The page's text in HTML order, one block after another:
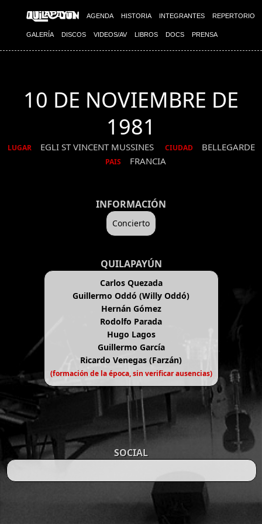
AGENDA HISTORIA INTEGRANTES REPERTORIO
GALERÍA DISCOS VIDEOS/AV LIBROS DOCS PRENSA
10 DE NOVIEMBRE DE
1981
LUGAR EGLI ST VINCENT MUSSINES CIUDAD BELLEGARDE
PAIS FRANCIA
INFORMACIÓN
Concierto
QUILAPAYÚN
Carlos Quezada
Guillermo Oddó (Willy Oddó)
Hernán Gómez
Rodolfo Parada
Hugo Lagos
Guillermo García
Ricardo Venegas (Farzán)
(formación de la época, sin verificar ausencias)
SOCIAL